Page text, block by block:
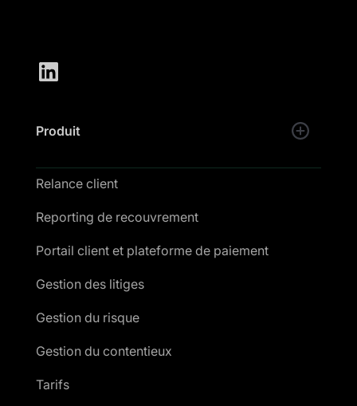
Produit
Relance client
Reporting de recouvrement
Portail client et plateforme de paiement
Gestion des litiges
Gestion du risque
Gestion du contentieux
Tarifs